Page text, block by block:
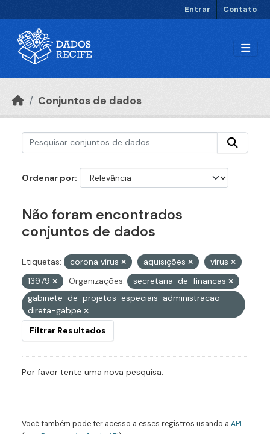
Entrar Contato
Conjuntos de dados
Ordenar por
Não foram encontrados
conjuntos de dados
Etiquetas: corona vírus aquisições
vírus
13979
Organizações:
secretaria-de-financas
gabinete-de-projetos-especiais-administracao-
direta-gabpe
Filtrar Resultados
Por favor tente uma nova pesquisa.
Você também pode ter acesso a esses registros usando a API